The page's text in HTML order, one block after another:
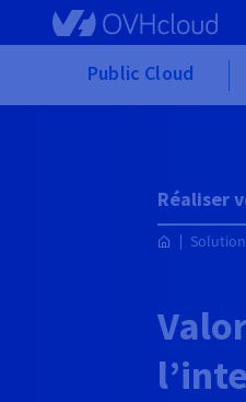
Skip to main content
Public Cloud
Réaliser